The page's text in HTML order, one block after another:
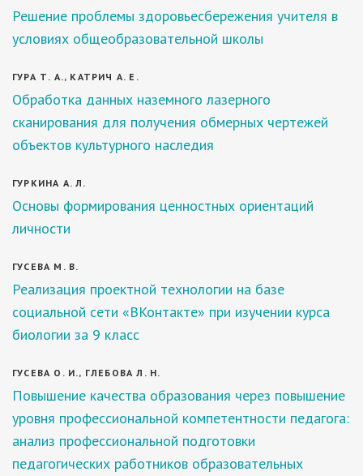
Решение проблемы здоровьесбережения учителя в
условиях общеобразовательной школы
ГУРА Т. А., КАТРИЧ А. Е.
Обработка данных наземного лазерного
сканирования для получения обмерных чертежей
объектов культурного наследия
ГУРКИНА А. Л.
Основы формирования ценностных ориентаций
личности
ГУСЕВА М. В.
Реализация проектной технологии на базе
социальной сети «ВКонтакте» при изучении курса
биологии за 9 класс
ГУСЕВА О. И., ГЛЕБОВА Л. Н.
Повышение качества образования через повышение
уровня профессиональной компетентности педагога:
анализ профессиональной подготовки
педагогических работников образовательных